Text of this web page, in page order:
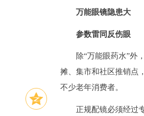
万能眼镜隐患大
参数雷同反伤眼
除“万能眼药水”外
摊、集市和社区推销点
不少老年消费者。
正规配镜必须经过